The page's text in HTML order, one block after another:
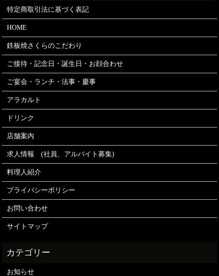
特定商取引法に基づく表記
HOME
鉄板焼さくらのこだわり
ご接待・記念日・誕生日・お顔合わせ
ご宴会・ランチ・法事・慶事
アラカルト
ドリンク
店舗案内
求人情報 (社員、アルバイト募集)
料理人紹介
プライバシーポリシー
お問い合わせ
サイトマップ
お知らせ